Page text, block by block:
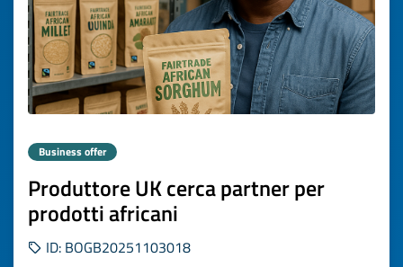
Business offer
Produttore UK cerca partner per
prodotti africani
ID: BOGB20251103018